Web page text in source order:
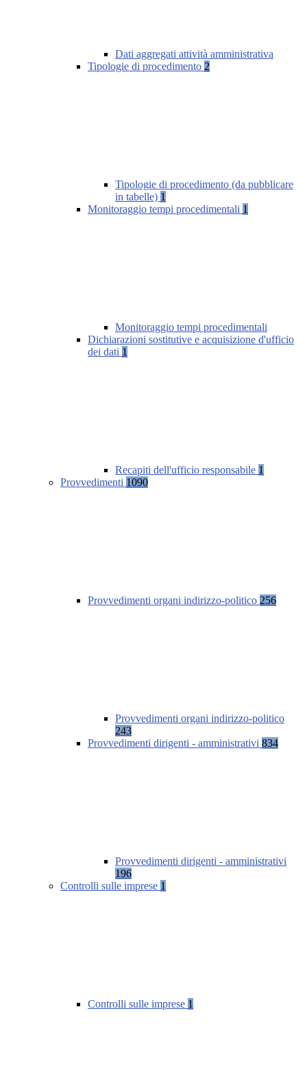
Dati aggregati attività amministrativa
Tipologie di procedimento 2
Tipologie di procedimento (da pubblicare
in tabelle) 1
Monitoraggio tempi procedimentali 1
Monitoraggio tempi procedimentali
Dichiarazioni sostitutive e acquisizione d'ufficio
dei dati 1
Recapiti dell'ufficio responsabile 1
Provvedimenti 1090
Provvedimenti organi indirizzo-politico 256
Provvedimenti organi indirizzo-politico
243
Provvedimenti dirigenti - amministrativi 834
Provvedimenti dirigenti - amministrativi
196
Controlli sulle imprese 1
Controlli sulle imprese 1